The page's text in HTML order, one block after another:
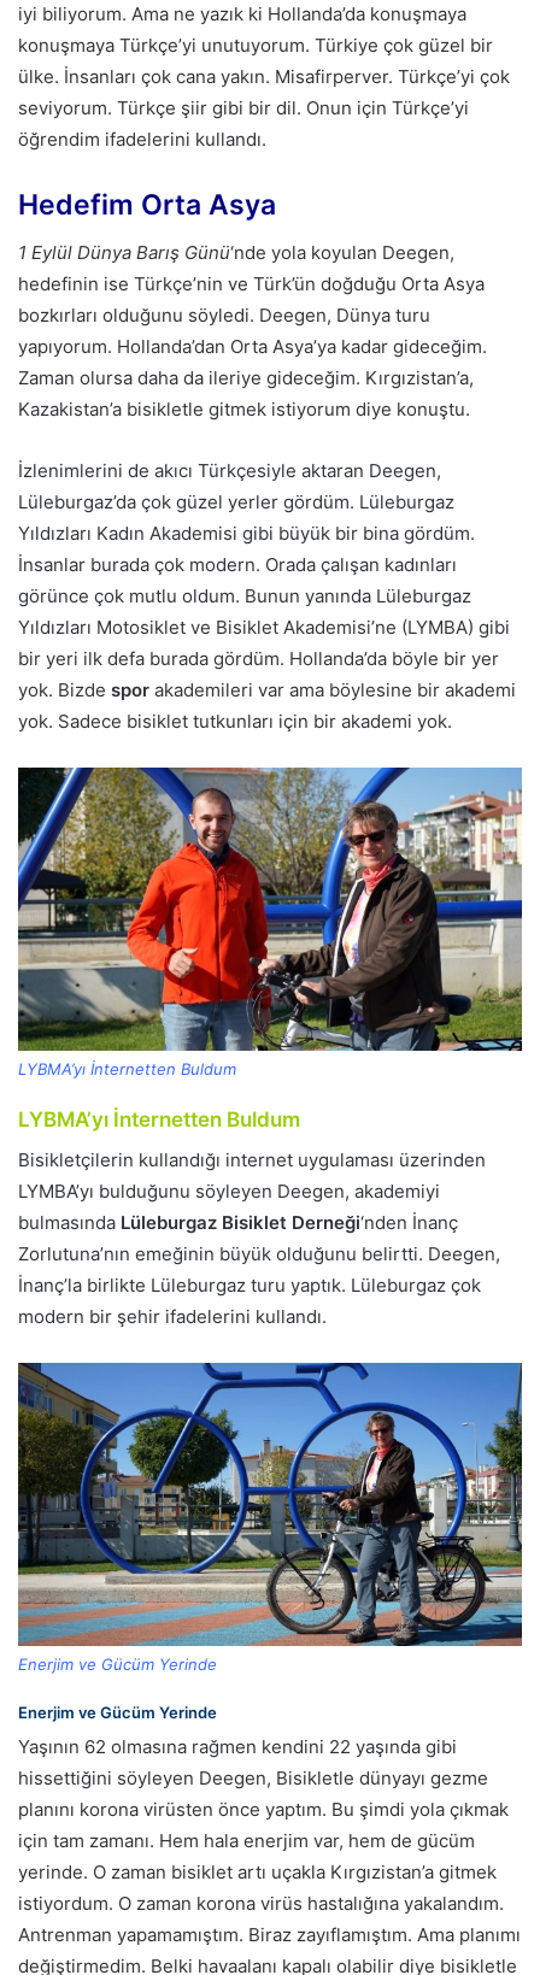
iyi biliyorum. Ama ne yazık ki Hollanda’da konuşmaya
konuşmaya Türkçe’yi unutuyorum. Türkiye çok güzel bir
ülke. İnsanları çok cana yakın. Misafirperver. Türkçe’yi çok
seviyorum. Türkçe şiir gibi bir dil. Onun için Türkçe’yi
öğrendim ifadelerini kullandı.
Hedefim Orta Asya
1 Eylül Dünya Barış Günü‘nde yola koyulan Deegen,
hedefinin ise Türkçe’nin ve Türk’ün doğduğu Orta Asya
bozkırları olduğunu söyledi. Deegen, Dünya turu
yapıyorum. Hollanda’dan Orta Asya’ya kadar gideceğim.
Zaman olursa daha da ileriye gideceğim. Kırgızistan’a,
Kazakistan’a bisikletle gitmek istiyorum diye konuştu.
İzlenimlerini de akıcı Türkçesiyle aktaran Deegen,
Lüleburgaz’da çok güzel yerler gördüm. Lüleburgaz
Yıldızları Kadın Akademisi gibi büyük bir bina gördüm.
İnsanlar burada çok modern. Orada çalışan kadınları
görünce çok mutlu oldum. Bunun yanında Lüleburgaz
Yıldızları Motosiklet ve Bisiklet Akademisi’ne (LYMBA) gibi
bir yeri ilk defa burada gördüm. Hollanda’da böyle bir yer
yok. Bizde spor akademileri var ama böylesine bir akademi
yok. Sadece bisiklet tutkunları için bir akademi yok.
LYBMA’yı İnternetten Buldum
LYBMA’yı İnternetten Buldum
Bisikletçilerin kullandığı internet uygulaması üzerinden
LYMBA’yı bulduğunu söyleyen Deegen, akademiyi
bulmasında Lüleburgaz Bisiklet Derneği‘nden İnanç
Zorlutuna’nın emeğinin büyük olduğunu belirtti. Deegen,
İnanç’la birlikte Lüleburgaz turu yaptık. Lüleburgaz çok
modern bir şehir ifadelerini kullandı.
Enerjim ve Gücüm Yerinde
Enerjim ve Gücüm Yerinde
Yaşının 62 olmasına rağmen kendini 22 yaşında gibi
hissettiğini söyleyen Deegen, Bisikletle dünyayı gezme
planını korona virüsten önce yaptım. Bu şimdi yola çıkmak
için tam zamanı. Hem hala enerjim var, hem de gücüm
yerinde. O zaman bisiklet artı uçakla Kırgızistan’a gitmek
istiyordum. O zaman korona virüs hastalığına yakalandım.
Antrenman yapamamıştım. Biraz zayıflamıştım. Ama planımı
değiştirmedim. Belki havaalanı kapalı olabilir diye bisikletle